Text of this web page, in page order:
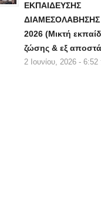
ΕΚΠΑΙΔΕΥΣΗΣ
ΔΙΑΜΕΣΟΛΑΒΗΣΗΣ
2026 (Μικτή
ζώσης & εξ
2 Ιουνίου, 2026 - 6:52